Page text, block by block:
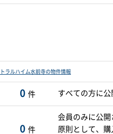
ラルハイム水前寺の物件情報
0 件 すべての方に公
0 件
会員のみに公開
原則として、購